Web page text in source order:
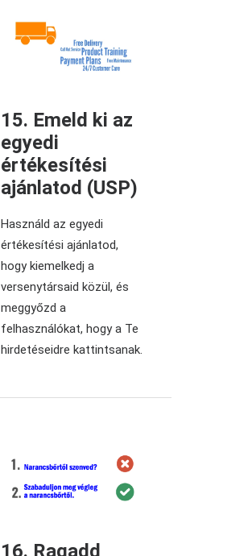
15. Emeld ki az
egyedi
értékesítési
ajánlatod (USP)
Használd az egyedi
értékesítési ajánlatod,
hogy kiemelkedj a
versenytársaid közül, és
meggyőzd a
felhasználókat, hogy a Te
hirdetéseidre kattintsanak.
16. Ragadd